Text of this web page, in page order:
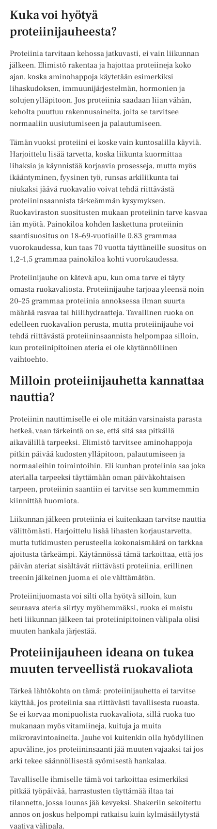
Kuka voi hyötyä
proteiinijauheesta?
Proteiinia tarvitaan kehossa jatkuvasti, ei vain liikunnan
jälkeen. Elimistö rakentaa ja hajottaa proteiineja koko
ajan, koska aminohappoja käytetään esimerkiksi
lihaskudoksen, immuunijärjestelmän, hormonien ja
solujen ylläpitoon. Jos proteiinia saadaan liian vähän,
keholta puuttuu rakennusaineita, joita se tarvitsee
normaaliin uusiutumiseen ja palautumiseen.
Tämän vuoksi proteiini ei koske vain kuntosalilla käyviä.
Harjoittelu lisää tarvetta, koska liikunta kuormittaa
lihaksia ja käynnistää korjaavia prosesseja, mutta myös
ikääntyminen, fyysinen työ, runsas arkiliikunta tai
niukaksi jäävä ruokavalio voivat tehdä riittävästä
proteiininsaannista tärkeämmän kysymyksen.
Ruokaviraston suositusten mukaan proteiinin tarve kasvaa
iän myötä. Painokiloa kohden laskettuna proteiinin
saantisuositus on 18–69-vuotiaille 0,83 grammaa
vuorokaudessa, kun taas 70 vuotta täyttäneille suositus on
1,2–1,5 grammaa painokiloa kohti vuorokaudessa.
Proteiinijauhe on kätevä apu, kun oma tarve ei täyty
omasta ruokavaliosta. Proteiinijauhe tarjoaa yleensä noin
20–25 grammaa proteiinia annoksessa ilman suurta
määrää rasvaa tai hiilihydraatteja. Tavallinen ruoka on
edelleen ruokavalion perusta, mutta proteiinijauhe voi
tehdä riittävästä proteiininsaannista helpompaa silloin,
kun proteiinipitoinen ateria ei ole käytännöllinen
vaihtoehto.
Milloin proteiinijauhetta kannattaa
nauttia?
Proteiinin nauttimiselle ei ole mitään varsinaista parasta
hetkeä, vaan tärkeintä on se, että sitä saa pitkällä
aikavälillä tarpeeksi. Elimistö tarvitsee aminohappoja
pitkin päivää kudosten ylläpitoon, palautumiseen ja
normaaleihin toimintoihin. Eli kunhan proteiinia saa joka
aterialla tarpeeksi täyttämään oman päiväkohtaisen
tarpeen, proteiinin saantiin ei tarvitse sen kummemmin
kiinnittää huomiota.
Liikunnan jälkeen proteiinia ei kuitenkaan tarvitse nauttia
välittömästi. Harjoittelu lisää lihasten korjaustarvetta,
mutta tutkimusten perusteella kokonaismäärä on tarkkaa
ajoitusta tärkeämpi. Käytännössä tämä tarkoittaa, että jos
päivän ateriat sisältävät riittävästi proteiinia, erillinen
treenin jälkeinen juoma ei ole välttämätön.
Proteiinijuomasta voi silti olla hyötyä silloin, kun
seuraava ateria siirtyy myöhemmäksi, ruoka ei maistu
heti liikunnan jälkeen tai proteiinipitoinen välipala olisi
muuten hankala järjestää.
Proteiinijauheen ideana on tukea
muuten terveellistä ruokavaliota
Tärkeä lähtökohta on tämä: proteiinijauhetta ei tarvitse
käyttää, jos proteiinia saa riittävästi tavallisesta ruoasta.
Se ei korvaa monipuolista ruokavaliota, sillä ruoka tuo
mukanaan myös vitamiineja, kuituja ja muita
mikroravintoaineita. Jauhe voi kuitenkin olla hyödyllinen
apuväline, jos proteiininsaanti jää muuten vajaaksi tai jos
arki tekee säännöllisestä syömisestä hankalaa.
Tavalliselle ihmiselle tämä voi tarkoittaa esimerkiksi
pitkää työpäivää, harrastusten täyttämää iltaa tai
tilannetta, jossa lounas jää kevyeksi. Shakeriin sekoitettu
annos on joskus helpompi ratkaisu kuin kylmäsäilytystä
vaativa välipala.